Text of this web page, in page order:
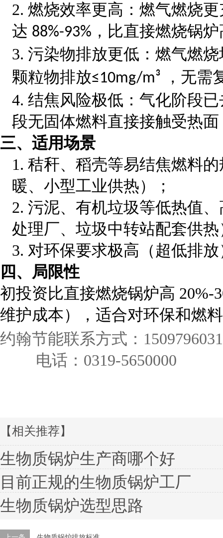
2. 燃烧效率更高：燃气燃烧
达 88%-93% ，比直接燃烧锅
3. 污染物排放更低：燃气燃
颗粒物排放≤10mg/m³
，无需
4. 结焦风险极低：气化阶段
段无固体燃料直接接触受热
三、适用场景
1. 秸秆、稻壳等易结焦燃料
暖、小型工业供热）；
2. 污泥、有机垃圾等低热值
处理厂、垃圾中转站配套供热
3. 对环保要求极高（超低排
四、局限性
初投资比直接燃烧锅炉高 20%-
维护成本），适合对环保和燃
约翰节能联系方式：
电话：0319-5650000
【相关推荐】
生物质锅炉生产商哪个好
目前正规的生物质锅炉工厂
生物质锅炉选型思路